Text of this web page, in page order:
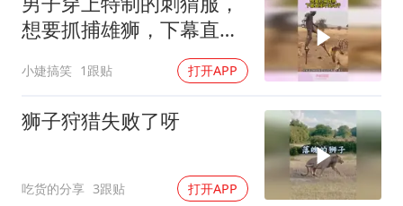
想要抓捕雄狮，下幕直接
小婕搞笑 1跟贴 打开APP
狮子狩猎失败了呀
吃货的分享 3跟贴 打开APP